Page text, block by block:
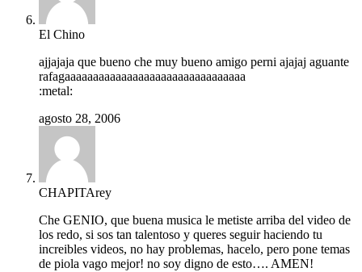
El Chino
ajjajaja que bueno che muy bueno amigo perni ajajaj aguante
rafagaaaaaaaaaaaaaaaaaaaaaaaaaaaaaaaa
:metal:
agosto 28, 2006
CHAPITArey
Che GENIO, que buena musica le metiste arriba del video de
los redo, si sos tan talentoso y queres seguir haciendo tu
increibles videos, no hay problemas, hacelo, pero pone temas
de piola vago mejor! no soy digno de esto…. AMEN!